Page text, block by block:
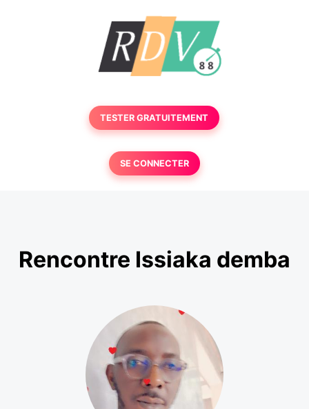
TESTER GRATUITEMENT
SE CONNECTER
Rencontre Issiaka demba